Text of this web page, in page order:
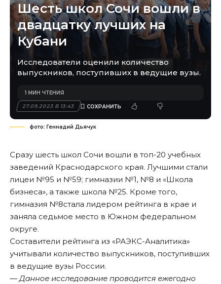
Шесть школ Сочи вошли в
двадцатку лучших на
Кубани
Исследователи оценили количество
выпускников, поступивших в ведущие вузы.
27.09.2023 В 13:43
1 МИН ЧТЕНИЯ
фото: Геннадий Дьячук
Сразу шесть школ Сочи вошли в топ-20 учебных
заведений Краснодарского края. Лучшими стали
лицеи №95 и №59; гимназии №1, №8 и «Школа
бизнеса», а также школа №25. Кроме того,
гимназия №8стала лидером рейтинга в крае и
заняла седьмое место в Южном федеральном
округе.
Составители рейтинга из «РАЭКС-Аналитика»
учитывали количество выпускников, поступивших
в ведущие вузы России.
― Данное исследование проводится ежегодно